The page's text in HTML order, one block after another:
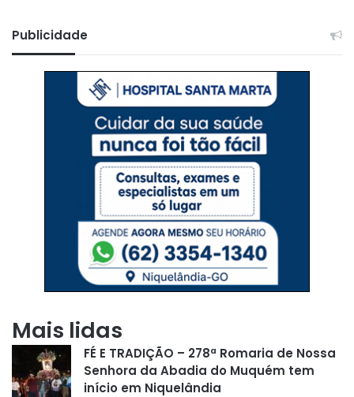
Publicidade
Mais lidas
FÉ E TRADIÇÃO – 278ª Romaria de Nossa
Senhora da Abadia do Muquém tem
início em Niquelândia